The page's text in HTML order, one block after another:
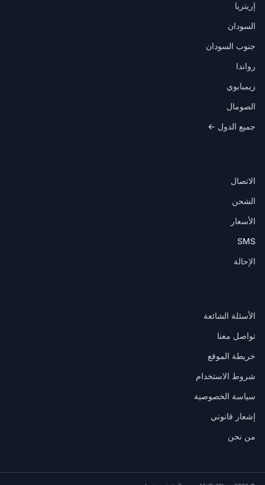
إريتريا
السودان
جنوب السودان
رواندا
زيمبابوي
الصومال
جميع الدول ←
الاتصال
الشحن
الأسعار
SMS
الإحالة
الأسئلة الشائعة
تواصل معنا
خريطة الموقع
شروط الاستخدام
سياسة الخصوصية
إشعار قانوني
من نحن